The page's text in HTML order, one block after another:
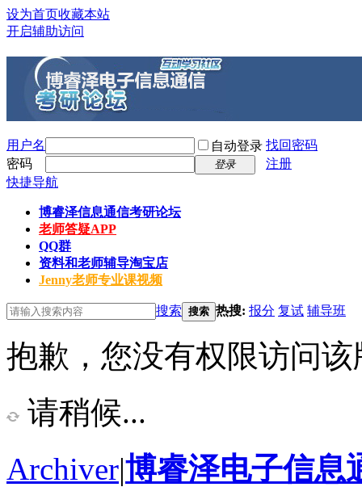
设为首页收藏本站
开启辅助访问
用户名 自动登录 找回密码
密码
登录
注册
快捷导航
博睿泽信息通信考研论坛
老师答疑APP
QQ群
资料和老师辅导淘宝店
Jenny老师专业课视频
搜索 搜索 热搜: 报分 复试 辅导班
抱歉，您没有权限访问该
请稍候...
Archiver|博睿泽电子信息